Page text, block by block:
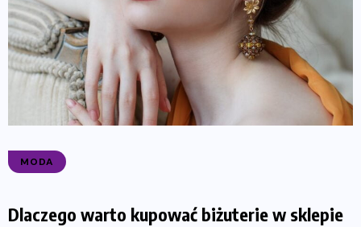
MODA
Dlaczego warto kupować biżuterie w sklepie